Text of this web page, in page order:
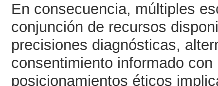
En consecuencia, múltiples
conjunción de recursos
precisiones diagnósticas,
consentimiento informado
posicionamientos éticos